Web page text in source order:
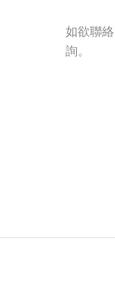
如欲聯
詢。